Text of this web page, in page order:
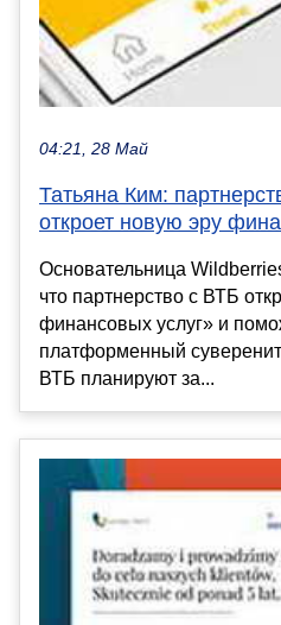
04:21, 28 Май
Татьяна Ким:
откроет новую эру
Основательница
что партнерство с ВТБ
финансовых услуг» и
платформенный
ВТБ планируют за...